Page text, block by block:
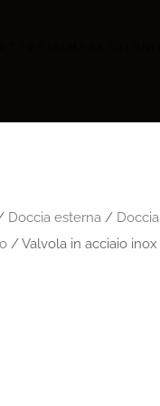
Doccia esterna / Doccia
/ Valvola in acciaio inox